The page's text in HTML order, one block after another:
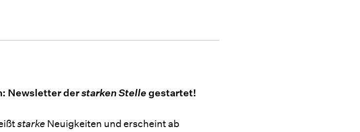
Newsletter derstarken Stelle gestartet!
starke Neuigkeiten und erscheint ab